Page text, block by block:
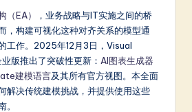
（EA）
，业务战略与IT实施之间的桥
，构建可视化这种对齐关系的模型通
工作。2025年12月3日，Visual
版推出了突破性更新： AI图表生成器
建模语言及其所有官方视图。本全面
解决传统建模挑战，并提供使用这些
。